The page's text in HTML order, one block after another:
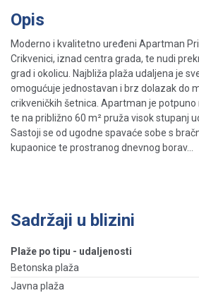
Opis
Moderno i kvalitetno uređeni Apartman
Crikvenici, iznad centra grada, te nudi
grad i okolicu. Najbliža plaža udaljena je
omogućuje jednostavan i brz dolazak do
crikveničkih šetnica. Apartman je potpuno
te na približno 60 m² pruža visok stupanj
Sastoji se od ugodne spavaće sobe s
kupaonice te prostranog dnevnog borav...
Sadržaji u blizini
Plaže po tipu - udaljenosti
Betonska plaža
Javna plaža